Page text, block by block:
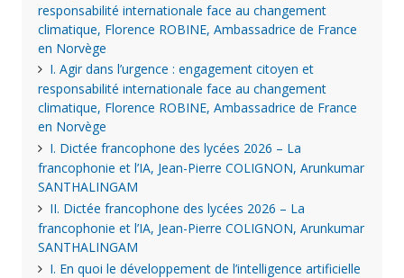
responsabilité internationale face au changement
climatique, Florence ROBINE, Ambassadrice de France
en Norvège
I. Agir dans l’urgence : engagement citoyen et
responsabilité internationale face au changement
climatique, Florence ROBINE, Ambassadrice de France
en Norvège
I. Dictée francophone des lycées 2026 – La
francophonie et l’IA, Jean-Pierre COLIGNON, Arunkumar
SANTHALINGAM
II. Dictée francophone des lycées 2026 – La
francophonie et l’IA, Jean-Pierre COLIGNON, Arunkumar
SANTHALINGAM
I. En quoi le développement de l’intelligence artificielle